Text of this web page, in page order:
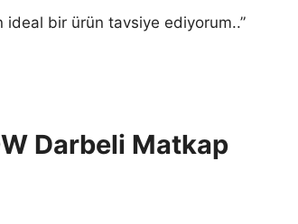
bir ürün tavsiye ediyorum..”
Darbeli Matkap